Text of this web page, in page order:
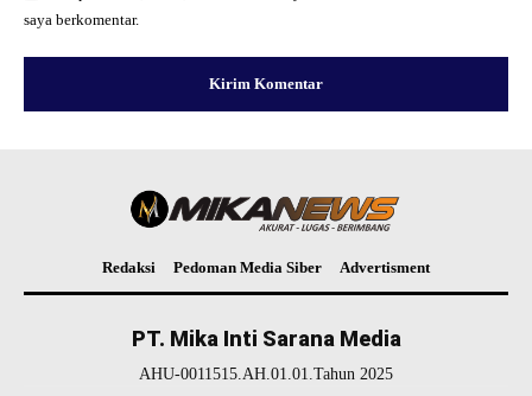
saya berkomentar.
Redaksi Pedoman Media Siber Advertisment
PT. Mika Inti Sarana Media
AHU-0011515.AH.01.01.Tahun 2025